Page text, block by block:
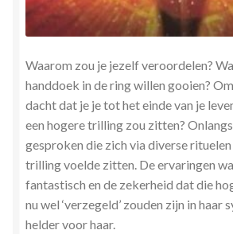
Waarom zou je jezelf veroordelen?
handdoek in de ring willen gooien?
dacht dat je je tot het einde van je
een hogere trilling zou zitten?
gesproken die zich via diverse rituelen
trilling voelde zitten. De ervaringen
fantastisch en de zekerheid dat die
nu wel ‘verzegeld’ zouden zijn in haar
helder voor haar.